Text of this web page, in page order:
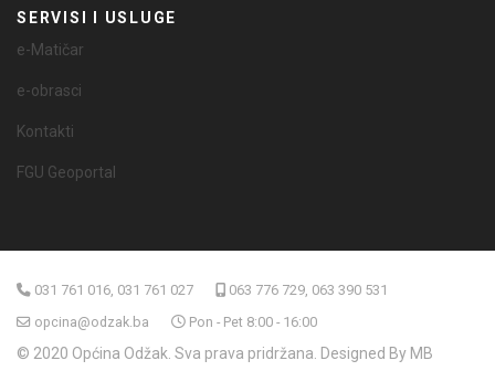
SERVISI I USLUGE
e-Matičar
e-obrasci
Kontakti
FGU Geoportal
031 761 016, 031 761 027
063 776 729, 063 390 531
opcina@odzak.ba
Pon - Pet 8:00 - 16:00
© 2020 Općina Odžak. Sva prava pridržana. Designed By MB